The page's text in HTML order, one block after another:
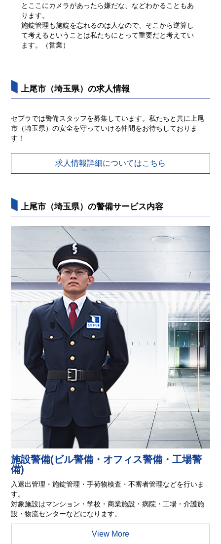
とここにカメラがあったら嫌だな、などわかることもあ
ります。
施錠管理も施錠を忘れるのは人なので、そこから逆算し
て考えるということは私たちにとって重要だと考えてい
ます。（営業）
上尾市（埼玉県）の求人情報
セプラでは警備スタッフを募集しています。私たちと共に上尾
市（埼玉県）の安全を守っていける仲間をお待ちしておりま
す！
求人情報詳細についてはこちら
上尾市（埼玉県）の警備サービス内容
施設警備(ビル警備・オフィス警備・工場警
備)
入退出管理・施錠管理・手荷物検査・不審者管理などを行いま
す。
対象施設はマンション・学校・商業施設・病院・工場・介護施
設・物流センターなどになります。
View More